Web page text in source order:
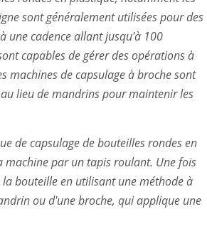
sont généralement utilisées pour des
une cadence allant jusqu'à 100
capables de gérer des opérations à
machines de capsulage à broche sont
lieu de mandrins pour maintenir les
de capsulage de bouteilles rondes en
par un tapis roulant. Une fois
bouteille en utilisant une méthode à
ou d'une broche, qui applique une